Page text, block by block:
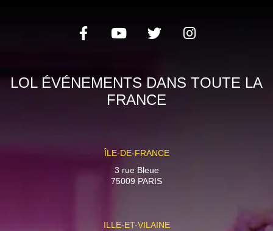
LOL ÉVÉNEMENTS DANS TOUTE LA
FRANCE
ÎLE-DE-FRANCE
3 rue Bleue
75009 PARIS
ILLE-ET-VILAINE